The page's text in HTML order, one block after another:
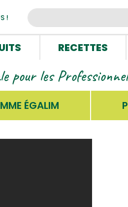
!
RECETTES
pour les
ÉGALIM